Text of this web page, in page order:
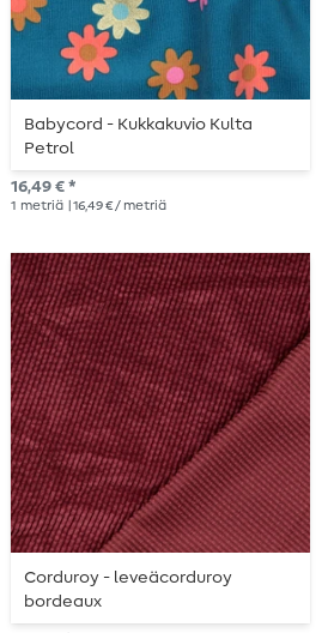
Babycord - Kukkakuvio Kulta
Petrol
16,49 € *
1 metriä | 16,49 € / metriä
Corduroy - leveäcorduroy
bordeaux